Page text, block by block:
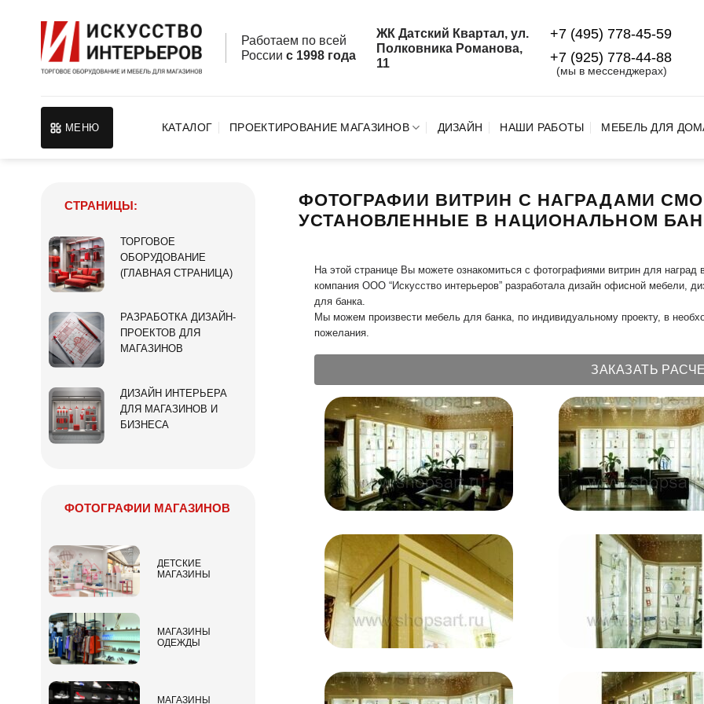
Работаем по всей
России с 1998 года
ЖК Датский Квартал, ул.
Полковника Романова,
11
+7 (495) 778-45-59
+7 (925) 778‑44‑88
(мы в мессенджерах)
МЕНЮ КАТАЛОГ ПРОЕКТИРОВАНИЕ МАГАЗИНОВ ДИЗАЙН НАШИ РАБОТЫ МЕБЕЛЬ ДЛЯ
ФОТОГРАФИИ ВИТРИН С НАГРАДАМИ
УСТАНОВЛЕННЫЕ В НАЦИОНАЛЬНОМ
На этой странице Вы можете ознакомиться с фотографиями витрин для
компания ООО “Искусство интерьеров” разработала дизайн офисной мебели,
для банка.
Мы можем произвести мебель для банка, по индивидуальному проекту, в
пожелания.
ЗАКАЗАТЬ
СТРАНИЦЫ:
ТОРГОВОЕ
ОБОРУДОВАНИЕ
(ГЛАВНАЯ СТРАНИЦА)
РАЗРАБОТКА ДИЗАЙН-
ПРОЕКТОВ ДЛЯ
МАГАЗИНОВ
ДИЗАЙН ИНТЕРЬЕРА
ДЛЯ МАГАЗИНОВ И
БИЗНЕСА
ФОТОГРАФИИ МАГАЗИНОВ
ДЕТСКИЕ
МАГАЗИНЫ
МАГАЗИНЫ
ОДЕЖДЫ
МАГАЗИНЫ